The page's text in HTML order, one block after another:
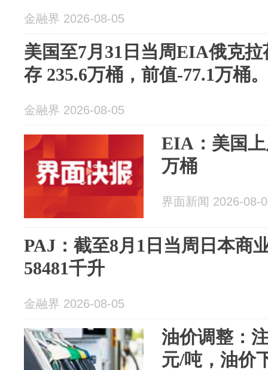
金融界 2026-08-05
美国至7月31日当周EIA俄克
存 235.6万桶，前值-77.1万桶。
金融界 2026-08-05
EIA：美国
万桶
界面新闻 2026-08-
PAJ：截至8月1日当周日本商
58481千升
金融界 2026-08-05
油价调整：
元/吨，油价